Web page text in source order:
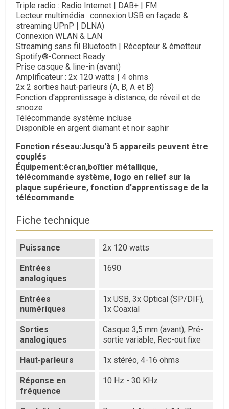
Triple radio : Radio Internet | DAB+ | FM
Lecteur multimédia : connexion USB en façade &
streaming UPnP | DLNA)
Connexion WLAN & LAN
Streaming sans fil Bluetooth | Récepteur & émetteur
Spotify®-Connect Ready
Prise casque & line-in (avant)
Amplificateur : 2x 120 watts | 4 ohms
2x 2 sorties haut-parleurs (A, B, A et B)
Fonction d'apprentissage à distance, de réveil et de
snooze
Télécommande système incluse
Disponible en argent diamant et noir saphir
Fonction réseau:Jusqu'à 5 appareils peuvent être
couplés
Équipement:écran,boîtier métallique,
télécommande système, logo en relief sur la
plaque supérieure, fonction d'apprentissage de la
télécommande
Fiche technique
Puissance 2x 120 watts
Entrées
analogiques
1690
Entrées
numériques
1x USB, 3x Optical (SP/DIF),
1x Coaxial
Sorties
analogiques
Casque 3,5 mm (avant), Pré-
sortie variable, Rec-out fixe
Haut-parleurs 1x stéréo, 4-16 ohms
Réponse en
fréquence
10 Hz - 30 KHz